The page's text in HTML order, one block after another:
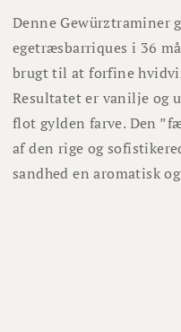
Denne Gewürztraminer
egetræsbarriques i 36
brugt til at forfine
Resultatet er vanilje og
flot gylden farve. Den
af den rige og
sandhed en aromatisk